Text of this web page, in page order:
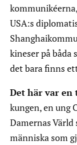
USA:s
kineser på båda
det bara finns
Det här var en
kungen, en ung
Damernas
människa som